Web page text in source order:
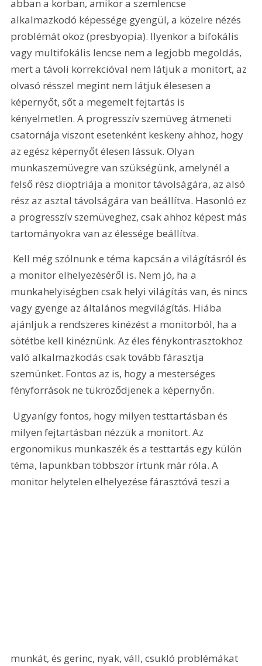
abban a korban, amikor a szemlencse
alkalmazkodó képessége gyengül, a közelre nézés
problémát okoz (presbyopia). Ilyenkor a bifokális
vagy multifokális lencse nem a legjobb megoldás,
mert a távoli korrekcióval nem látjuk a monitort, az
olvasó résszel megint nem látjuk élesesen a
képernyőt, sőt a megemelt fejtartás is
kényelmetlen. A progresszív szemüveg átmeneti
csatornája viszont esetenként keskeny ahhoz, hogy
az egész képernyőt élesen lássuk. Olyan
munkaszemüvegre van szükségünk, amelynél a
felső rész dioptriája a monitor távolságára, az alsó
rész az asztal távolságára van beállítva. Hasonló ez
a progresszív szemüveghez, csak ahhoz képest más
tartományokra van az élessége beállítva.
a monitor elhelyezéséről is. Nem jó, ha a
munkahelyiségben csak helyi világítás van, és nincs
vagy gyenge az általános megvilágítás. Hiába
ajánljuk a rendszeres kinézést a monitorból, ha a
sötétbe kell kinéznünk. Az éles fénykontrasztokhoz
való alkalmazkodás csak tovább fárasztja
szemünket. Fontos az is, hogy a mesterséges
fényforrások ne tükröződjenek a képernyőn.
milyen fejtartásban nézzük a monitort. Az
ergonomikus munkaszék és a testtartás egy külön
téma, lapunkban többször írtunk már róla. A
monitor helytelen elhelyezése fárasztóvá teszi a
munkát, és gerinc, nyak, váll, csukló problémákat